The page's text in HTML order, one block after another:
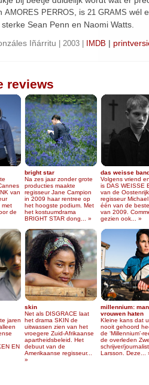
AMORES PERROS , is 21 GRAMS wél
Sean Penn en Naomi Watts.
Iñárritu | 2003 | IMDB |
reviews
van
met
de
bright star
Na zes jaar zonder grote
producties maakte
regisseur Jane Campion
in 2009 haar rentree op
het hoogste podium. Met
het kostuumdrama
BRIGHT STAR dong... »
das weisse
Volgens vriend
is DAS WEISSE
van de
regisseur
één van de
van 2009.
gezien ook... »
jaren
EN
skin
Net als DISGRACE laat
het drama SKIN de
uitwassen zien van het
vroegere Zuid-Afrikaanse
apartheidsbeleid. Het
debuut van de
Amerikaanse regisseur...
»
millennium:
vrouwen haten
Kleine kans dat
nooit gehoord
de ‘Millennium’-
de overleden
schrijver/
Larsson. Deze...